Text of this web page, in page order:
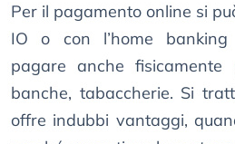
Per il pagamento online si
IO o con l’home
pagare anche fisicamente
banche, tabaccherie. Si
offre indubbi vantaggi,